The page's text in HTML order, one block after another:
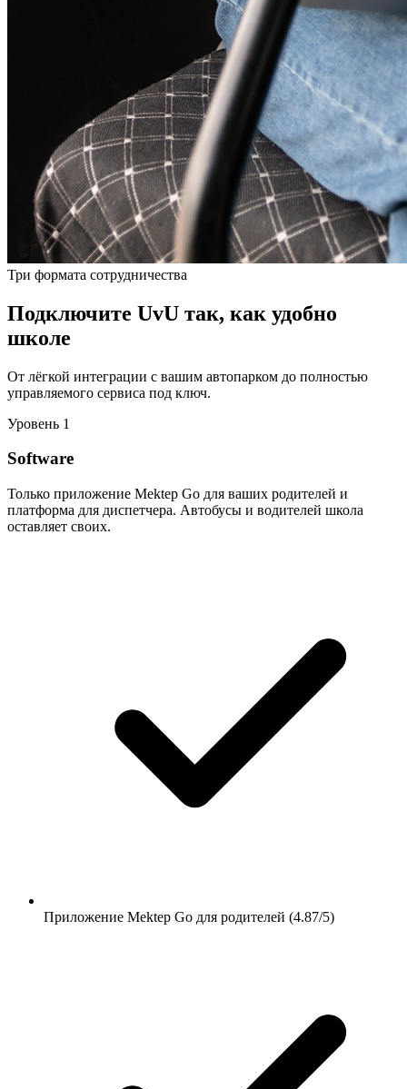
Три формата сотрудничества
Подключите UvU так, как удобно
школе
От лёгкой интеграции с вашим автопарком до полностью
управляемого сервиса под ключ.
Уровень 1
Software
Только приложение Mektep Go для ваших родителей и
платформа для диспетчера. Автобусы и водителей школа
оставляет своих.
Приложение Mektep Go для родителей (4.87/5)